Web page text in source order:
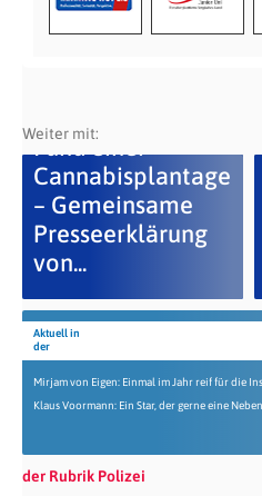
Weiter mit:
Fund einer
Cannabisplantage
– Gemeinsame
Presseerklärung
von...
Aktuell in
der
Mirjam von Eigen: Einmal im Jahr reif für die
Klaus Voormann: Ein Star, der gerne eine
der Rubrik Polizei